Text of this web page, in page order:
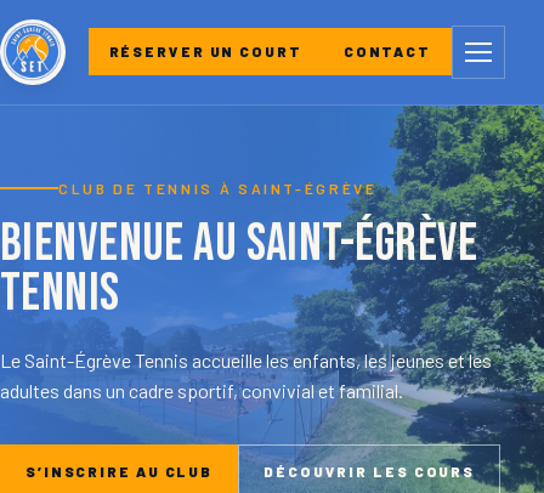
RÉSERVER UN COURT CONTACT Menu
CLUB DE TENNIS À SAINT-ÉGRÈVE
Bienvenue au Saint-Égrève
Tennis
Le Saint-Égrève Tennis accueille les enfants, les jeunes et les
adultes dans un cadre sportif, convivial et familial.
S’INSCRIRE AU CLUB DÉCOUVRIR LES COURS